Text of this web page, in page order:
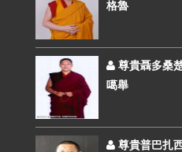
格魯
尊貴聶多桑
噶舉
尊貴普巴扎